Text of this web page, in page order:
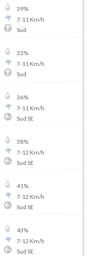
39%
7-11 Km/h
Sud
33%
7-11 Km/h
Sud
36%
7-11 Km/h
Sud SE
38%
7-12 Km/h
Sud SE
41%
7-12 Km/h
Sud SE
43%
7-12 Km/h
Sud SE